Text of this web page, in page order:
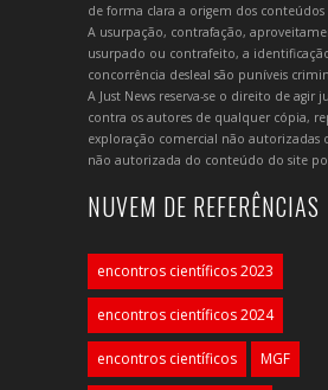
de forma clara a origem dos conteúdos
A usurpação, contrafação,
usurpado ou contrafeito, a
concorrência desleal são puníveis
A Just News reserva-se o direito de agir
contra os autores de qualquer cópia,
exploração comercial não autorizadas
não autorizada do conteúdo do site
NUVEM DE REFERÊNCIAS
encontros científicos 2023
encontros científicos 2024
encontros científicos MGF